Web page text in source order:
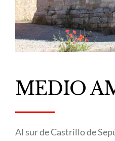
MEDIO
Al sur de Castrillo de